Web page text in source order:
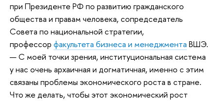
при Президенте РФ по развитию гражданского
общества и правам человека, сопредседатель
Совета по национальной стратегии,
профессор факультета бизнеса и менеджмента ВШЭ.
— С моей точки зрения, институциональная система
у нас очень архаичная и догматичная, именно с этим
связаны проблемы экономического роста в стране.
Что же делать, чтобы этот экономический рост